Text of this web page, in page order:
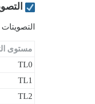
مستوى
TL0
TL1
TL2